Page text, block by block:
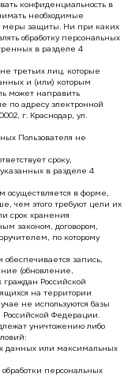
конфиденциальность в
необходимые
меры защиты. Ни при каких
обработку персональных
в разделе 4
третьих лиц, которые
и (или) которым
может направить
по адресу электронной
г. Краснодар, ул.
Пользователя не
сроку,
в разделе 4
осуществляется в форме,
чем этого требуют цели их
срок хранения
законом, договором,
по которому
запись,
(обновление,
Российской
на территории
не используются базы
Федерации.
уничтожению либо
данных или максимальных
персональных